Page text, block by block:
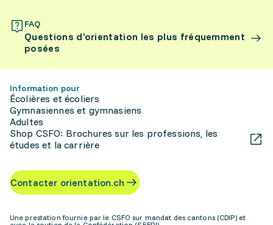
FAQ
Questions d’orientation les plus fréquemment
posées
Information pour
Écolières et écoliers
Gymnasiennes et gymnasiens
Adultes
Shop CSFO: Brochures sur les professions, les
études et la carrière
Contacter orientation.ch
Une prestation fournie par le CSFO sur mandat des cantons (CDIP) et